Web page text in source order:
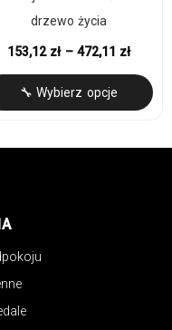
drzewo życia
153,12 zł – 472,11 zł
🔧 Wybierz opcje